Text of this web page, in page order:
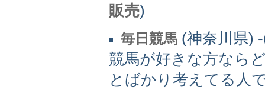
販売)
毎日競馬 (神奈川県)
競馬が好きな方なら
とばかり考えてる人